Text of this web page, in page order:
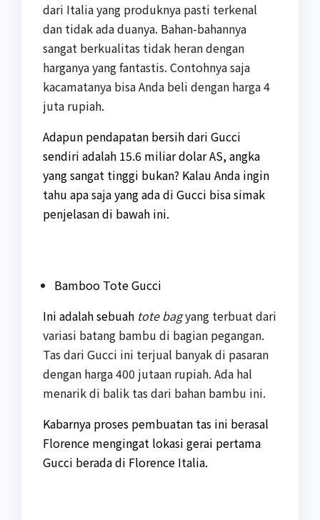
dari Italia yang produknya pasti terkenal
dan tidak ada duanya. Bahan-bahannya
sangat berkualitas tidak heran dengan
harganya yang fantastis. Contohnya saja
kacamatanya bisa Anda beli dengan harga 4
juta rupiah.
Adapun pendapatan bersih dari Gucci
sendiri adalah 15.6 miliar dolar AS, angka
yang sangat tinggi bukan? Kalau Anda ingin
tahu apa saja yang ada di Gucci bisa simak
penjelasan di bawah ini.
Bamboo Tote Gucci
Ini adalah sebuah tote bagyang terbuat dari
variasi batang bambu di bagian pegangan.
Tas dari Gucci ini terjual banyak di pasaran
dengan harga 400 jutaan rupiah. Ada hal
menarik di balik tas dari bahan bambu ini.
Kabarnya proses pembuatan tas ini berasal
Florence mengingat lokasi gerai pertama
Gucci berada di Florence Italia.